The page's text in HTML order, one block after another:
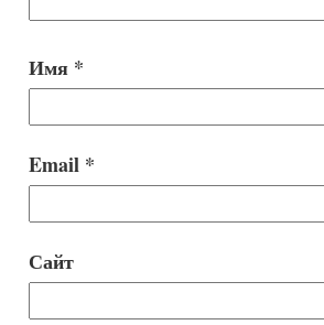
Имя *
Email *
Сайт